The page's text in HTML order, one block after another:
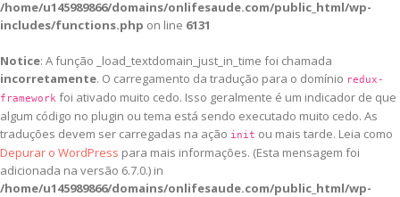
/home/u145989866/domains/onlifesaude.com/public_html/wp-
includes/functions.php on line 6131
Notice: A função _load_textdomain_just_in_time foi chamada
incorretamente. O carregamento da tradução para o domínio redux-
framework foi ativado muito cedo. Isso geralmente é um indicador de que
algum código no plugin ou tema está sendo executado muito cedo. As
traduções devem ser carregadas na ação init ou mais tarde. Leia como
Depurar o WordPress para mais informações. (Esta mensagem foi
adicionada na versão 6.7.0.) in
/home/u145989866/domains/onlifesaude.com/public_html/wp-